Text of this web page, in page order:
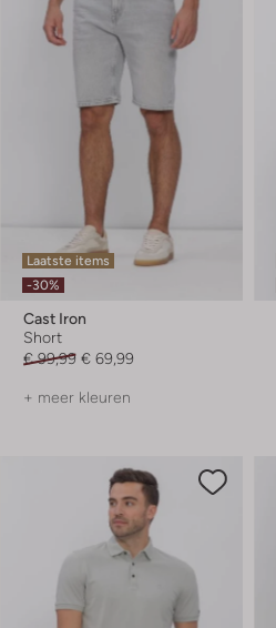
Laatste items
-30%
Cast Iron
Short
€ 99,99 € 69,99
+ meer kleuren